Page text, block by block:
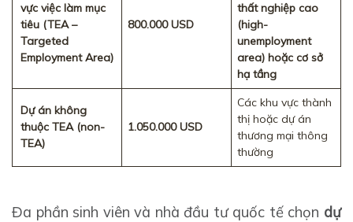
vực việc làm mục
tiêu (TEA –
Targeted
Employment Area)
800.000 USD
thất nghiệp cao
(high-
unemployment
area) hoặc cơ sở
hạ tầng
Dự án không
thuộc TEA (non-
TEA)
1.050.000 USD
Các khu vực thành
thị hoặc dự án
thương mại thông
thường
Đa phần sinh viên và nhà đầu tư quốc tế chọn dự